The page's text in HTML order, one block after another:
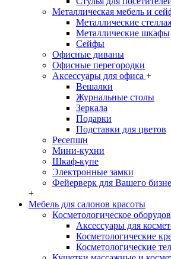
Металлическая мебель и
Металлические
Металлические шкафы
Сейфы
Офисные диваны
Офисные перегородки
Аксессуары для офиса +
Вешалки
Журнальные столы
Зеркала
Подарки
Подставки для цветов
Ресепшн
Мини-кухни
Шкаф-купе
Электронные замки
Фейерверк для Вашего
+
Мебель для салонов красоты
Косметологическое
Аксессуары для
Косметологические
Косметологические